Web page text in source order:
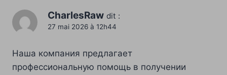
CharlesRaw dit :
27 mai 2026 à 12h44
Наша компания предлагает
профессиональную помощь в получении